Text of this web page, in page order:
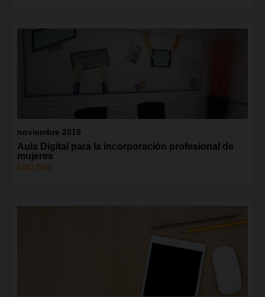
noviembre 2016
Aula Digital para la incorporación profesional de
mujeres
Leer más